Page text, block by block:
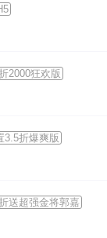
2000狂欢版
3.5折爆爽版
送超强金将郭嘉